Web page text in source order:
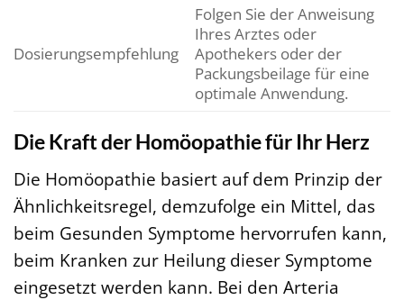
Dosierungsempfehlung
Folgen Sie der Anweisung
Ihres Arztes oder
Apothekers oder der
Packungsbeilage für eine
optimale Anwendung.
Die Kraft der Homöopathie für Ihr Herz
Die Homöopathie basiert auf dem Prinzip der
Ähnlichkeitsregel, demzufolge ein Mittel, das
beim Gesunden Symptome hervorrufen kann,
beim Kranken zur Heilung dieser Symptome
eingesetzt werden kann. Bei den Arteria